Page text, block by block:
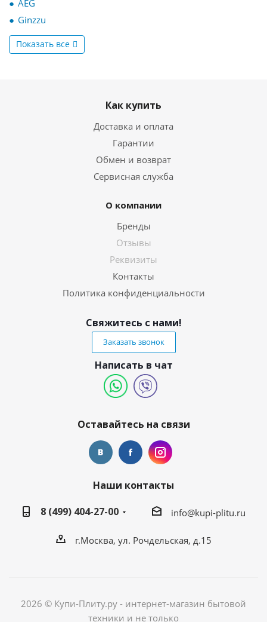
AEG
Ginzzu
Показать все
Как купить
Доставка и оплата
Гарантии
Обмен и возврат
Сервисная служба
О компании
Бренды
Отзывы
Реквизиты
Контакты
Политика конфиденциальности
Свяжитесь с нами!
Заказать звонок
Написать в чат
Оставайтесь на связи
Наши контакты
8 (499) 404-27-00
info@kupi-plitu.ru
г.Москва, ул. Рочдельская, д.15
2026 © Купи-Плиту.ру - интернет-магазин бытовой
техники и не только